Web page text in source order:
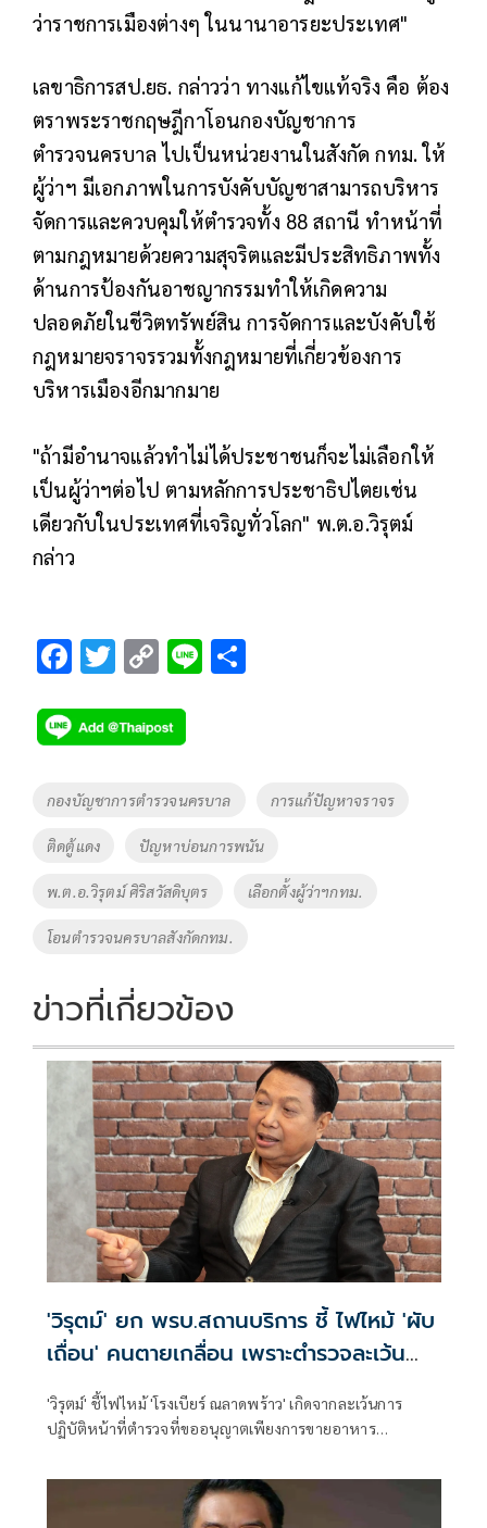
ว่าราชการเมืองต่างๆ ในนานาอารยะประเทศ"
เลขาธิการสป.ยธ. กล่าวว่า ทางแก้ไขแท้จริง คือ ต้อง
ตราพระราชกฤษฎีกาโอนกองบัญชาการ
ตำรวจนครบาล ไปเป็นหน่วยงานในสังกัด กทม. ให้
ผู้ว่าฯ มีเอกภาพในการบังคับบัญชาสามารถบริหาร
จัดการและควบคุมให้ตำรวจทั้ง 88 สถานี ทำหน้าที่
ตามกฎหมายด้วยความสุจริตและมีประสิทธิภาพทั้ง
ด้านการป้องกันอาชญากรรมทำให้เกิดความ
ปลอดภัยในชีวิตทรัพย์สิน การจัดการและบังคับใช้
กฎหมายจราจรรวมทั้งกฎหมายที่เกี่ยวข้องการ
บริหารเมืองอีกมากมาย
"ถ้ามีอำนาจแล้วทำไม่ได้ประชาชนก็จะไม่เลือกให้
เป็นผู้ว่าฯต่อไป ตามหลักการประชาธิปไตยเช่น
เดียวกับในประเทศที่เจริญทั่วโลก" พ.ต.อ.วิรุตม์
กล่าว
F
e
b
o
o
k
T
tt
er
C
p
y
Li
k
Li
Tags
กองบัญชาการตำรวจนครบาล การแก้ปัญหาจราจร
ติดตู้แดง ปัญหาบ่อนการพนัน
พ.ต.อ.วิรุตม์ ศิริสวัสดิบุตร เลือกตั้งผู้ว่าฯกทม.
โอนตำรวจนครบาลสังกัดกทม.
ข่าวที่เกี่ยวข้อง
'วิรุตม์' ยก พรบ.สถานบริการ ชี้ ไฟไหม้ 'ผับ
เถื่อน' คนตายเกลื่อน เพราะตำรวจละเว้น
หน้าที่
'วิรุตม์' ชี้ไฟไหม้ 'โรงเบียร์ ณลาดพร้าว' เกิดจากละเว้นการ
ปฏิบัติหน้าที่ตำรวจที่ขออนุญาตเพียงการขายอาหาร
เจ้าหน้าที่' ทำหน้าที่ตรวจตรามิให้มีผู้ใดฝ่าฝืนเปิด 'สถานบริการ
เถื่อน' หากพบการทำผิดต้องจับกุมดำเนินคดี